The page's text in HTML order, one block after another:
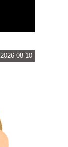
2026-08-10